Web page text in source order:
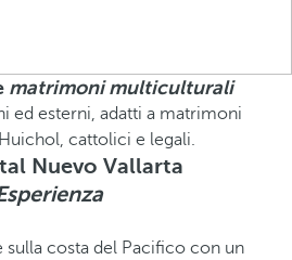
matrimoni multiculturali
ed esterni, adatti a matrimoni
cattolici e legali.
Nuevo Vallarta
sulla costa del Pacifico con un